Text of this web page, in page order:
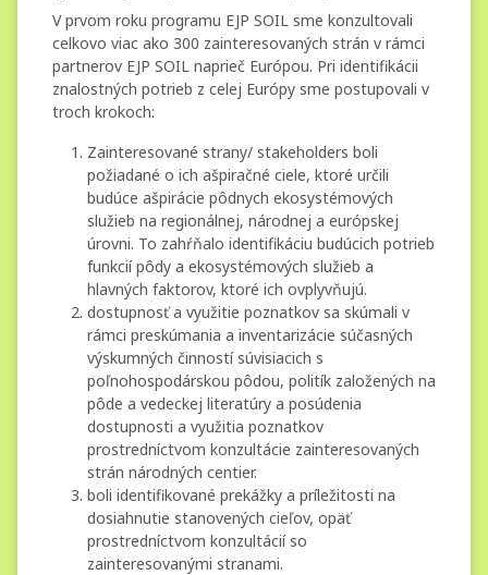
V prvom roku programu EJP SOIL sme konzultovali
celkovo viac ako 300 zainteresovaných strán v rámci
partnerov EJP SOIL naprieč Európou. Pri identifikácii
znalostných potrieb z celej Európy sme postupovali v
troch krokoch:
Zainteresované strany/ stakeholders boli
požiadané o ich ašpiračné ciele, ktoré určili
budúce ašpirácie pôdnych ekosystémových
služieb na regionálnej, národnej a európskej
úrovni. To zahŕňalo identifikáciu budúcich potrieb
funkcií pôdy a ekosystémových služieb a
hlavných faktorov, ktoré ich ovplyvňujú.
dostupnosť a využitie poznatkov sa skúmali v
rámci preskúmania a inventarizácie súčasných
výskumných činností súvisiacich s
poľnohospodárskou pôdou, politík založených na
pôde a vedeckej literatúry a posúdenia
dostupnosti a využitia poznatkov
prostredníctvom konzultácie zainteresovaných
strán národných centier.
boli identifikované prekážky a príležitosti na
dosiahnutie stanovených cieľov, opäť
prostredníctvom konzultácií so
zainteresovanými stranami.